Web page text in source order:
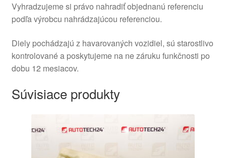
Vyhradzujeme si právo nahradiť objednanú referenciu
podľa výrobcu nahrádzajúcou referenciou.
Diely pochádzajú z havarovaných vozidiel, sú starostlivo
kontrolované a poskytujeme na ne záruku funkčnosti po
dobu 12 mesiacov.
Súvisiace produkty